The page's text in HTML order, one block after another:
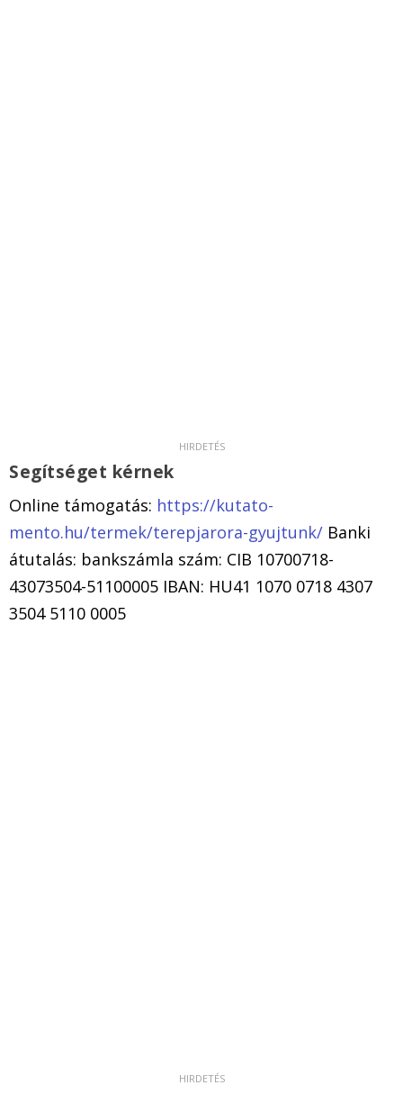
Segítséget kérnek
Online támogatás: https://kutato-
mento.hu/termek/terepjarora-gyujtunk/ Banki
átutalás: bankszámla szám: CIB 10700718-
43073504-51100005 IBAN: HU41 1070 0718 4307
3504 5110 0005